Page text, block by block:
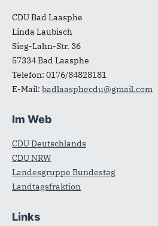
CDU Bad Laasphe
Linda Laubisch
Sieg-Lahn-Str. 36
57334Bad Laasphe
Telefon: 0176/84828181
E-Mail: badlaasphecdu@gmail.com
Im Web
CDU Deutschlands
CDU NRW
Landesgruppe Bundestag
Landtagsfraktion
Links